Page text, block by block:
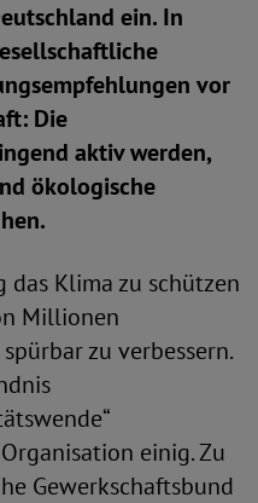
ein. In
vor
Die
aktiv werden,
ökologische
Klima zu schützen
Millionen
zu verbessern.
einig. Zu
Gewerkschaftsbund